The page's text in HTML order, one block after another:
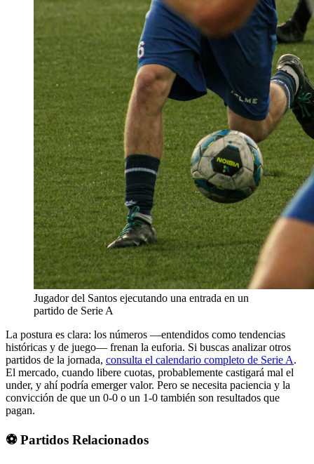
Jugador del Santos ejecutando una entrada en un
partido de Serie A
La postura es clara: los números —entendidos como tendencias
históricas y de juego— frenan la euforia. Si buscas analizar otros
partidos de la jornada, consulta el calendario completo de Serie A.
El mercado, cuando libere cuotas, probablemente castigará mal el
under, y ahí podría emerger valor. Pero se necesita paciencia y la
convicción de que un 0-0 o un 1-0 también son resultados que
pagan.
⚽ Partidos Relacionados